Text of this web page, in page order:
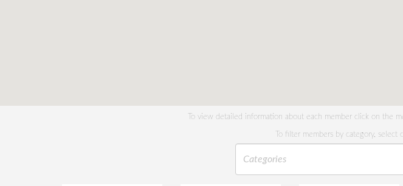
To view detailed information about each member click on the
To filter members by category,